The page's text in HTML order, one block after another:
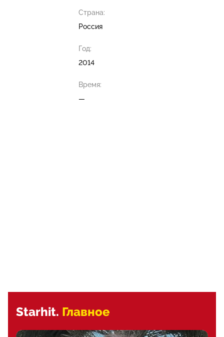
Страна:
Россия
Год:
2014
Время:
—
Starhit. Главное